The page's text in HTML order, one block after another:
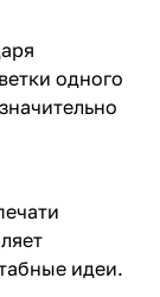
одного
идеи.